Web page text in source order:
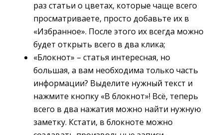
раз статьи о цветах, которые чаще всего
просматриваете, просто добавьте их в
«Избранное». После этого их всегда можно
будет открыть всего в два клика;
«Блокнот» – статья интересная, но
большая, а вам необходима только часть
информации? Выделите нужный текст и
нажмите кнопку «В блокнот»! Всё, теперь
всего в два нажатия можно найти нужную
заметку. Кстати, в блокноте можно